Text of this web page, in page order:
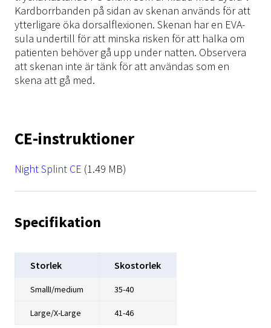
Kardborrbanden på sidan av skenan används för att
ytterligare öka dorsalflexionen. Skenan har en EVA-
sula undertill för att minska risken för att halka om
patienten behöver gå upp under natten. Observera
att skenan inte är tänk för att användas som en
skena att gå med.
CE-instruktioner
File
Night Splint CE (1.49 MB)
Specifikation
Storlek Skostorlek
SmallI/medium 35-40
Large/X-Large 41-46